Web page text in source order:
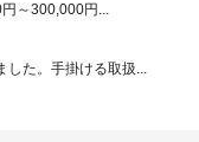
～300,000円...
した。手掛ける取扱...